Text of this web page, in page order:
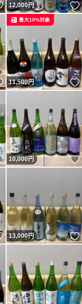
いいね！
12,000円
いいね！
11,500円
最大10%対象
いいね！
10,000円
いいね！
13,000円